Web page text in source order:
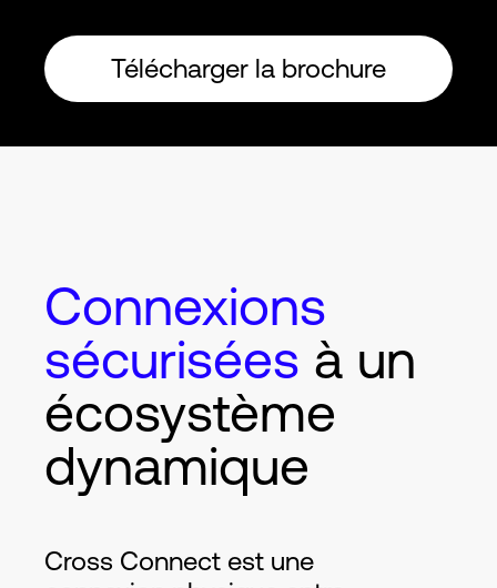
Télécharger la brochure
Connexions
sécurisées à un
écosystème
dynamique
Cross Connect est une